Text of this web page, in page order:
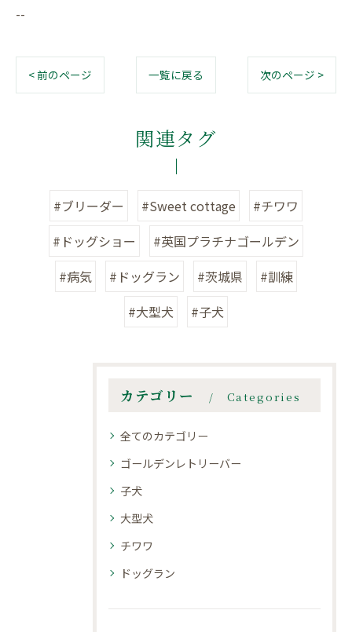
--
< 前のページ 一覧に戻る 次のページ >
関連タグ
#ブリーダー #Sweet cottage
#チワワ
#ドッグショー
#英国プラチナゴールデン
#病気
#ドッグラン #茨城県
#訓練
#大型犬
#子犬
カテゴリー Categories
全てのカテゴリー
ゴールデンレトリーバー
子犬
大型犬
チワワ
ドッグラン